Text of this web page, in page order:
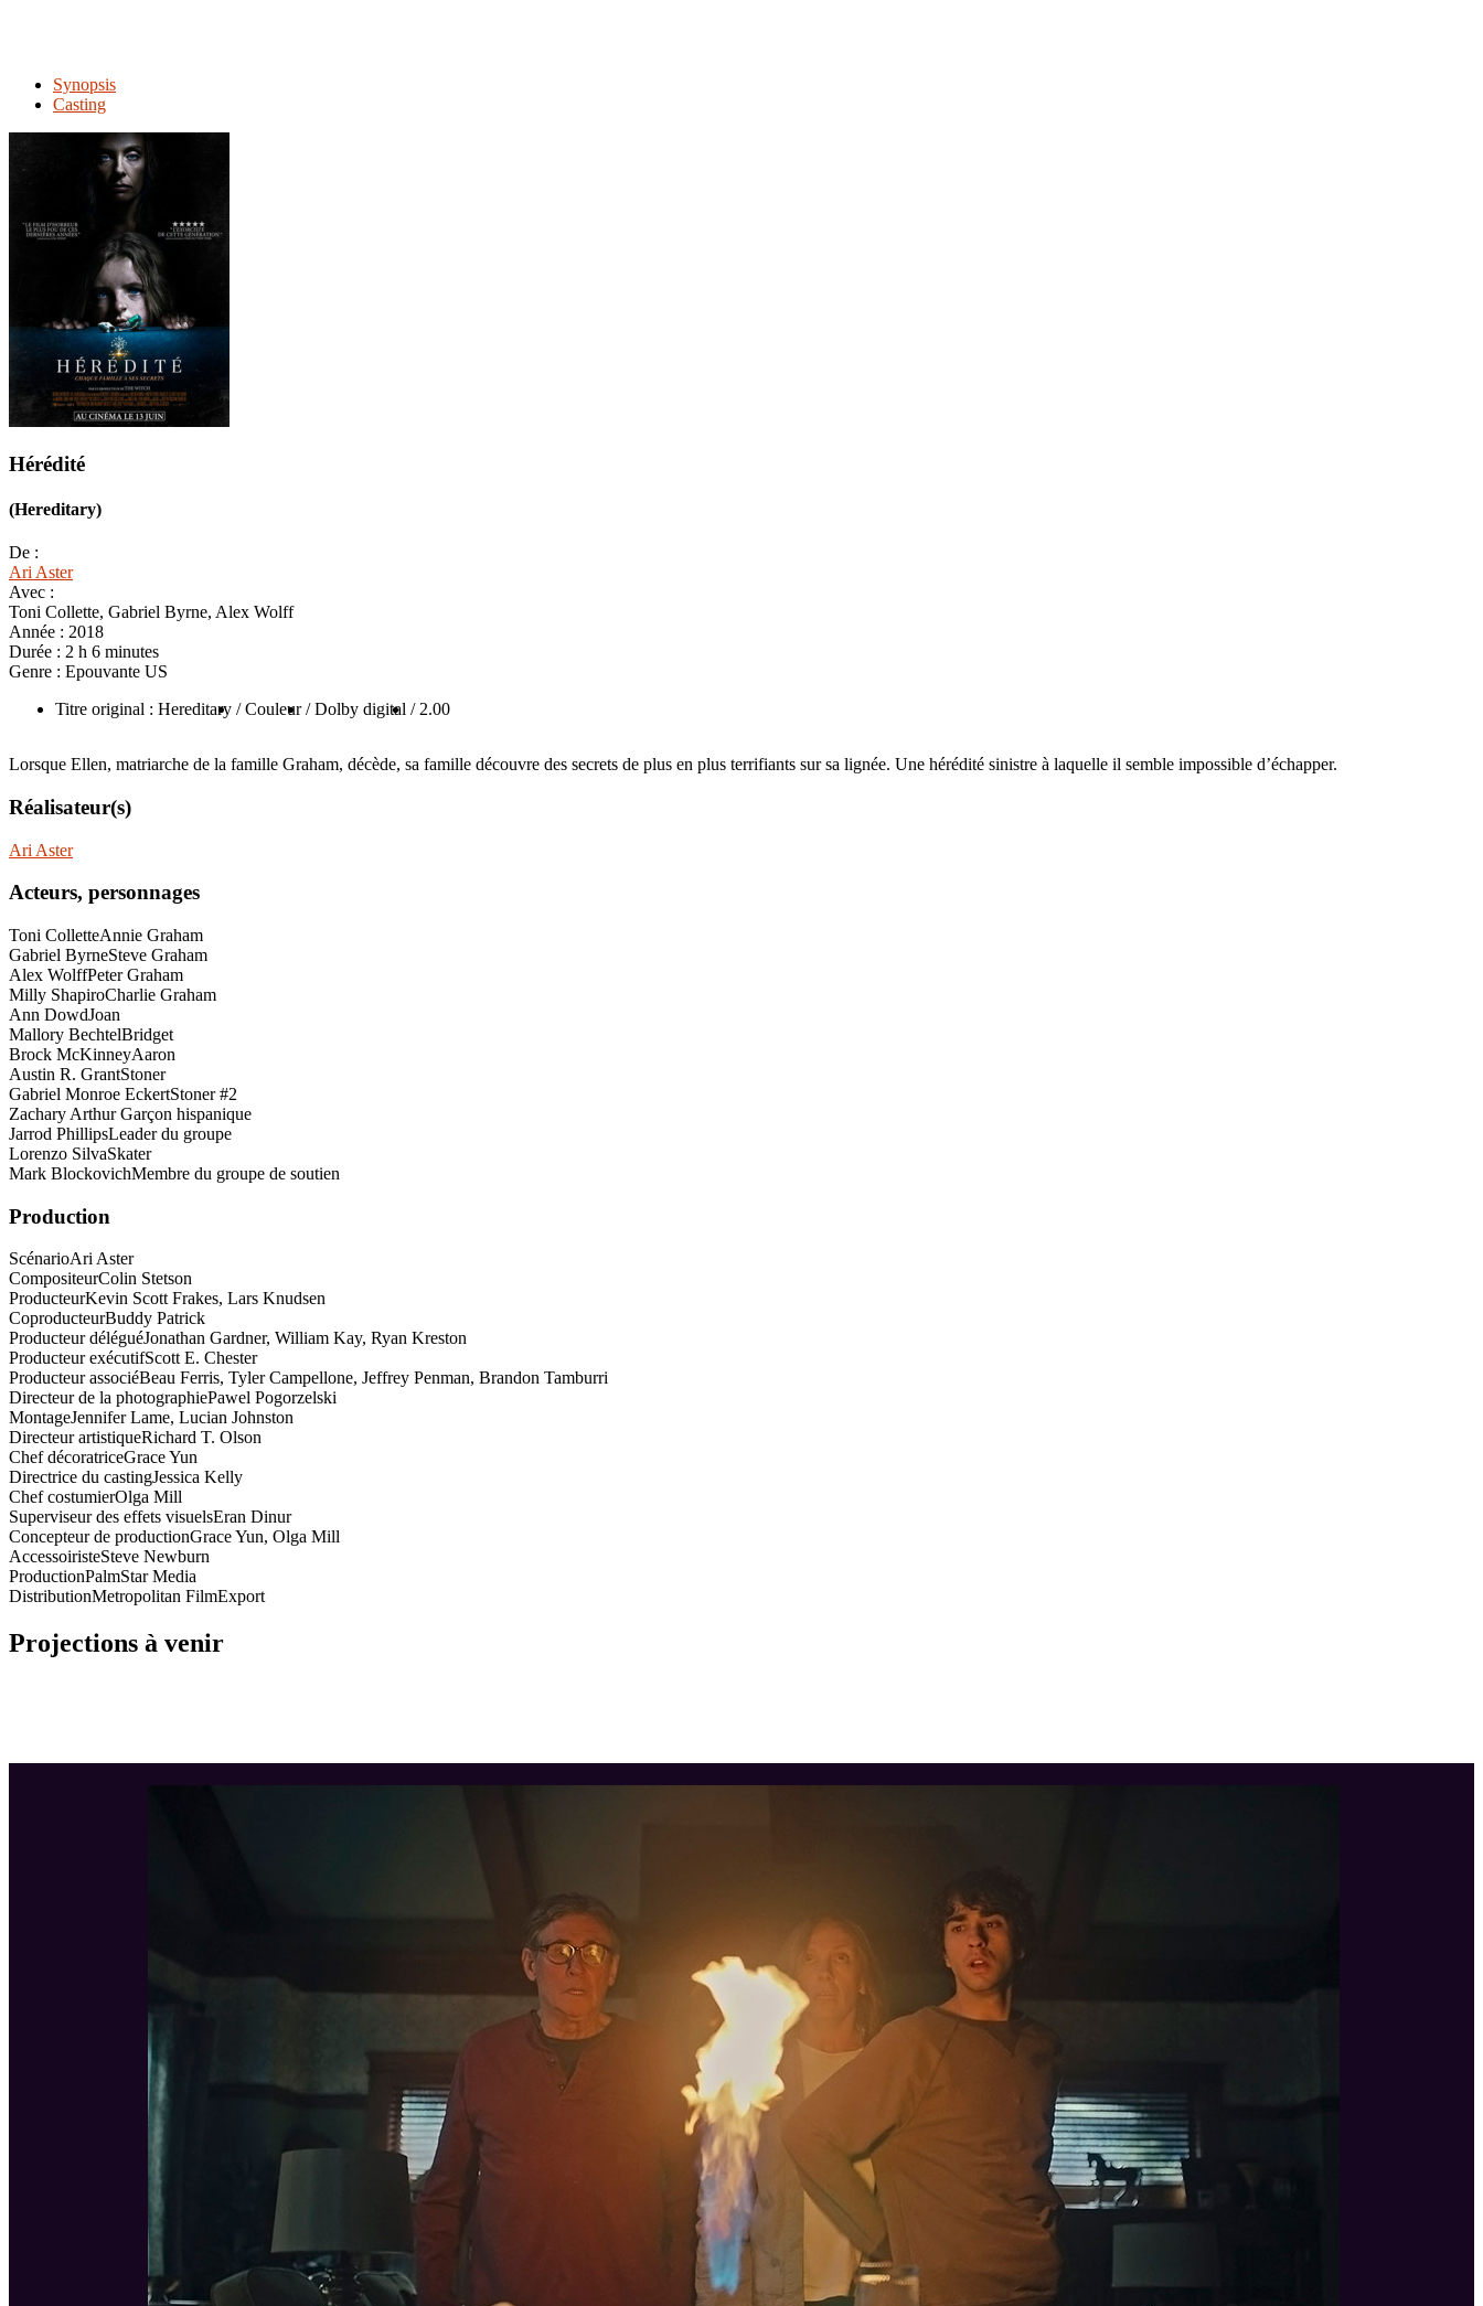
Synopsis
Casting
Hérédité
(Hereditary)
De :
Ari Aster
Avec :
Toni Collette, Gabriel Byrne, Alex Wolff
Année : 2018
Durée : 2 h 6 minutes
Genre : Epouvante US
Titre original : Hereditary / Couleur / Dolby digital / 2.00
Lorsque Ellen, matriarche de la famille Graham, décède, sa famille découvre des secrets de plus en plus terrifiants sur sa lignée. Une hérédité sinistre à laquelle il semble impossible d’échapper.
Réalisateur(s)
Ari Aster
Acteurs, personnages
Toni ColletteAnnie Graham
Gabriel ByrneSteve Graham
Alex WolffPeter Graham
Milly ShapiroCharlie Graham
Ann DowdJoan
Mallory BechtelBridget
Brock McKinneyAaron
Austin R. GrantStoner
Gabriel Monroe EckertStoner #2
Zachary ArthurGarçon hispanique
Jarrod PhillipsLeader du groupe
Lorenzo SilvaSkater
Mark BlockovichMembre du groupe de soutien
Production
ScénarioAri Aster
CompositeurColin Stetson
ProducteurKevin Scott Frakes, Lars Knudsen
CoproducteurBuddy Patrick
Producteur déléguéJonathan Gardner, William Kay, Ryan Kreston
Producteur exécutifScott E. Chester
Producteur associéBeau Ferris, Tyler Campellone, Jeffrey Penman, Brandon Tamburri
Directeur de la photographiePawel Pogorzelski
MontageJennifer Lame, Lucian Johnston
Directeur artistiqueRichard T. Olson
Chef décoratriceGrace Yun
Directrice du castingJessica Kelly
Chef costumierOlga Mill
Superviseur des effets visuelsEran Dinur
Concepteur de productionGrace Yun, Olga Mill
AccessoiristeSteve Newburn
ProductionPalmStar Media
DistributionMetropolitan FilmExport
Projections à venir